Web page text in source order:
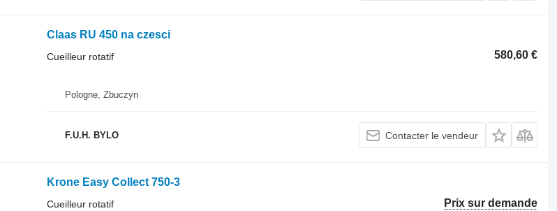
Claas RU 450 na czesci
580,60 €
Cueilleur rotatif
Pologne, Zbuczyn
F.U.H. BYLO Contacter le vendeur
Krone Easy Collect 750-3
Prix sur demande
Cueilleur rotatif